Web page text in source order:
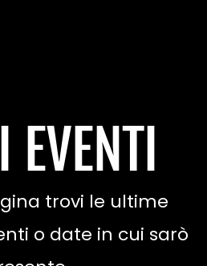
trovi le ultime
o date in cui sarò